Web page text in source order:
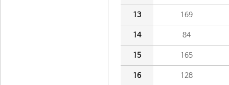
13 169
14 84
15 165
16 128